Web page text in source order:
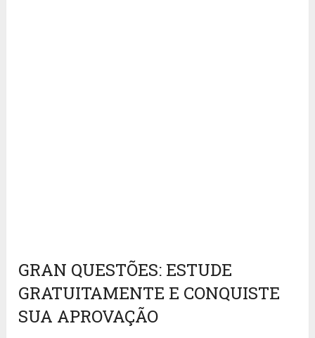
GRAN QUESTÕES: ESTUDE
GRATUITAMENTE E CONQUISTE
SUA APROVAÇÃO